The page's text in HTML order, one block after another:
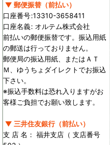
▼ 郵便振替（前払い）
口座番号:13310-3658411
口座名義: オルテム株式会社
前払いの郵便振替です。振込用紙
の郵送は行っておりません。
郵便局の振込用紙、またはＡＴ
Ｍ、ゆうちょダイレクトでお振込
下さい。
※振込手数料は恐れ入りますがお
客様ご負担でお願い致します。
▼ 三井住友銀行（前払い）
支 店 名： 福井支店（ 支店番号